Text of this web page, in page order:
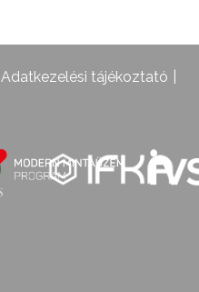
Adatkezelési tájékoztató